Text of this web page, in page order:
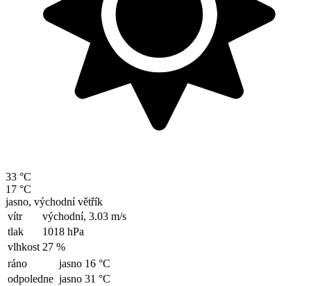
33 °C
17 °C
jasno, východní větřík
vítr
východní, 3.03 m/s
tlak
1018 hPa
vlhkost 27 %
ráno
jasno 16 °C
odpoledne jasno 31 °C